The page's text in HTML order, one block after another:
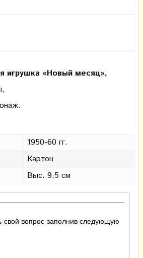
игрушка «Новый месяц»,
1950-60 гг.
Картон
Выс. 9,5 см
свой вопрос заполнив следующую